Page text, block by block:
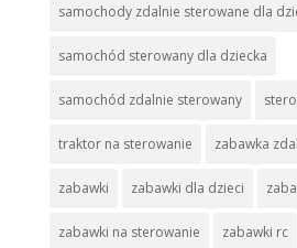
samochody zdalnie sterowane dla
samochód sterowany dla dziecka
samochód zdalnie sterowany
traktor na sterowanie zabawka
zabawki zabawki dla dzieci
zabawki na sterowanie zabawki rc